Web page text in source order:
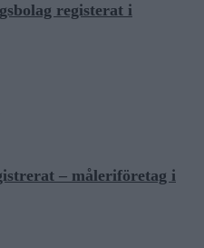
registerat i
– måleriföretag i